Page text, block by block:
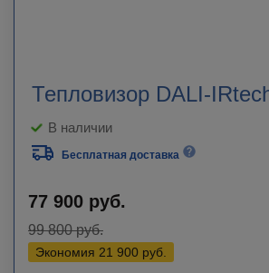
Тепловизор DALI-
В наличии
Бесплатная доставка
77 900 руб.
99 800руб.
Экономия 21 900 руб.